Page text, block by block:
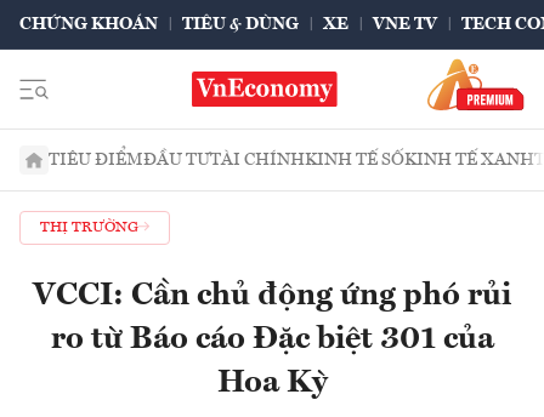
CHỨNG KHOÁN TIÊU & DÙNG XE VNE TV TECH
TIÊU ĐIỂMĐẦU TƯTÀI CHÍNHKINH TẾ SỐKINH TẾ XANH
THỊ TRƯỜNG
VCCI: Cần chủ động ứng phó rủi
ro từ Báo cáo Đặc biệt 301 của
Hoa Kỳ